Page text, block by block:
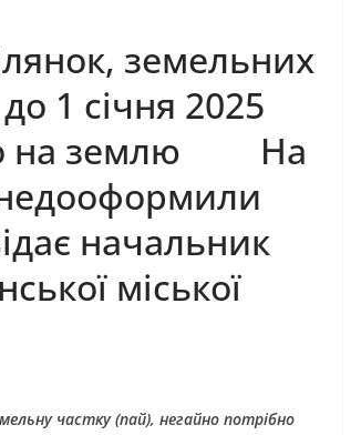
земельних
1 січня 2025
на землю На
начальник
міської
частку (пай), негайно потрібно